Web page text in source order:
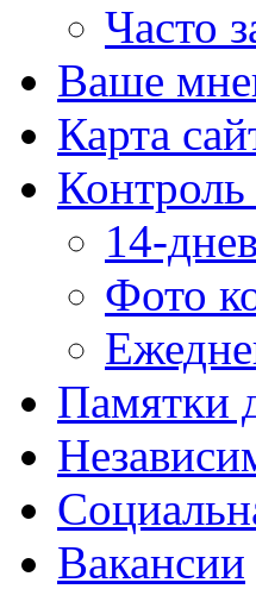
Часто
Ваше
Карта
Контроль
14-
Фото
Памятки
Вакансии